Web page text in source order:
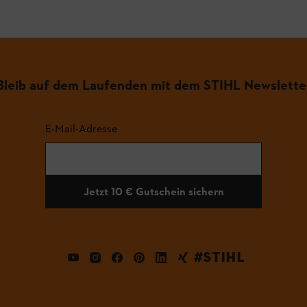
auf dem Laufenden mit dem STIHL
E-Mail-Adresse
Jetzt 10 € Gutschein sichern
#STIHL